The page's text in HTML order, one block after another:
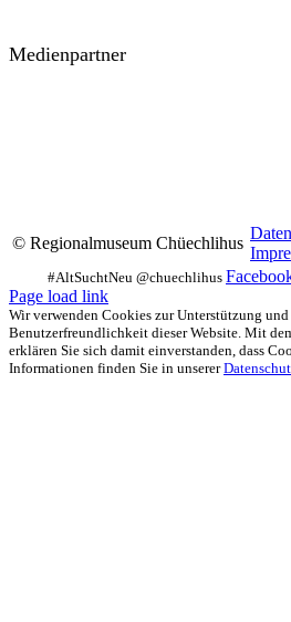
Medienpartner
© Regionalmuseum Chüechlihus
Page load link
Wir verwenden Cookies zur Unterstützung und
Benutzerfreundlichkeit dieser Website. Mit
erklären Sie sich damit einverstanden, dass
Informationen finden Sie in unserer